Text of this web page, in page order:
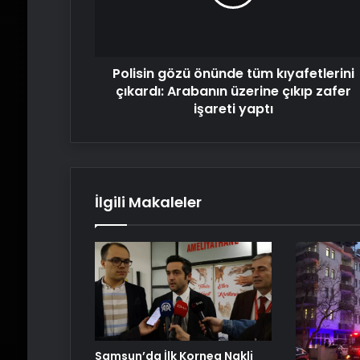
zafer
işareti
Polisin gözü önünde tüm kıyafetlerini
çıkardı: Arabanın üzerine çıkıp zafer
işareti yaptı
İlgili Makaleler
Samsun’da İlk Kornea Nakli